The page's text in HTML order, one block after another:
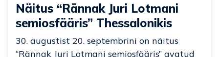
Näitus “Rännak Juri Lotmani
semiosfääris” Thessalonikis
30. augustist 20. septembrini on näitus
“Rännak Juri Lotmani semiosfääris” avatud